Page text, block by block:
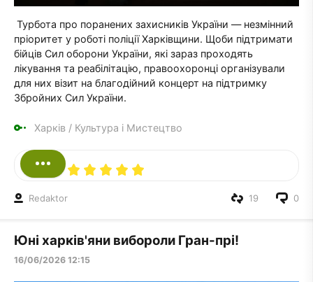
Турбота про поранених захисників України — незмінний
пріоритет у роботі поліції Харківщини. Щоби підтримати
бійців Сил оборони України, які зараз проходять
лікування та реабілітацію, правоохоронці організували
для них візит на благодійний концерт на підтримку
Збройних Сил України.
Харків / Культура і Мистецтво
Redaktor 0
19
Юні харків'яни вибороли Гран-прі!
16/06/2026 12:15